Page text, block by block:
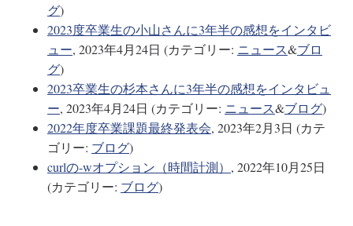
グ)
2023度卒業生の小山さんに3年半の感想をインタビ
ュー, 2023年4月24日 (カテゴリー: ニュース&ブロ
グ)
2023卒業生の杉本さんに3年半の感想をインタビュ
ー, 2023年4月24日 (カテゴリー: ニュース&ブログ)
2022年度卒業課題最終発表会, 2023年2月3日 (カテ
ゴリー: ブログ)
curlの-wオプション（時間計測） , 2022年10月25日
(カテゴリー: ブログ)